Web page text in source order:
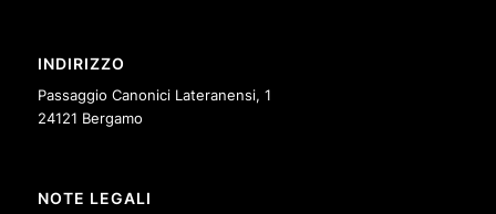
INDIRIZZO
Passaggio Canonici Lateranensi, 1
24121 Bergamo
NOTE LEGALI